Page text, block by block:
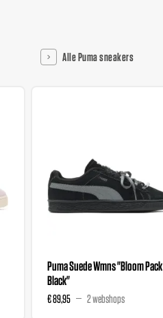
Alle Puma sneakers
Puma Suede Wmns "Bloom Pack
Black"
€ 89,95 2 webshops